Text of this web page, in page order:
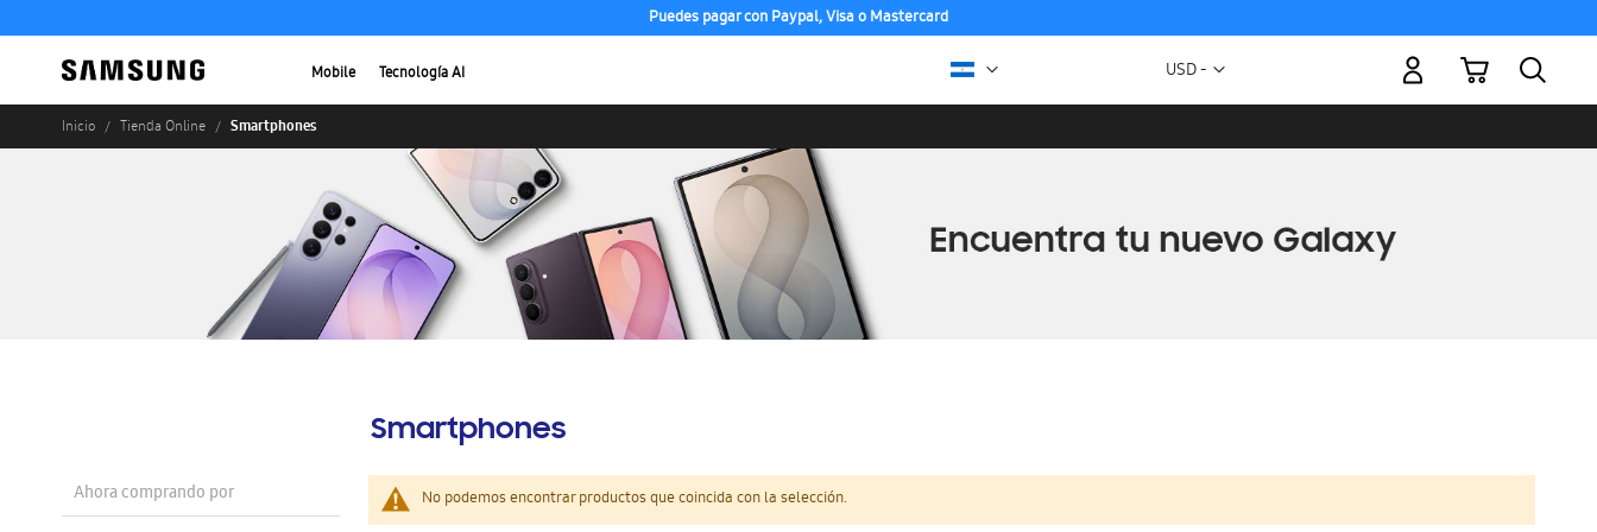
Puedes pagar con Paypal, Visa o Mastercard
Mobile Tecnología AI Moneda
USD -
Mi carrito
Inicio Tienda Online Smartphones
Smartphones
No podemos encontrar productos que coincida con la selección.
Ahora comprando por